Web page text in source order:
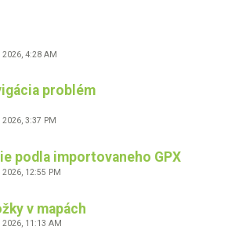
2026, 4:28 AM
problém
3:37 PM
podla importovaneho GPX
2026, 12:55 PM
v mapách
2026, 11:13 AM